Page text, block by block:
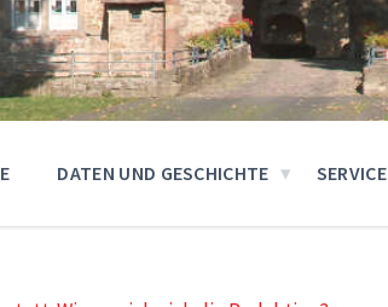
DATEN UND GESCHICHTE SERVICE